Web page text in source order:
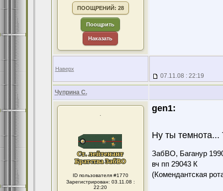
ПООЩРЕНИЙ: 28
Поощрить
Наказать
Наверх
07.11.08 : 22:19
Чуприна С.
.
ID пользователя #1770
Зарегистрирован: 03.11.08 :
22:20
gen1:
Ну ты темнота...
ЗабВО, Баганур
вч пп 29043 К
(Комендантская